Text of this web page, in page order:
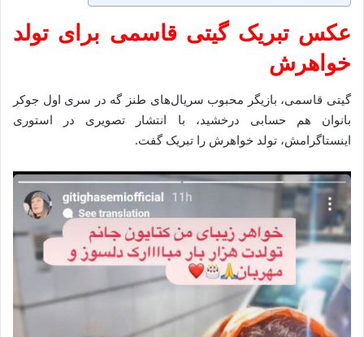
عکس تبریک گیتی قاسمی برای تولد
خواهرش
گیتی قاسمی، بازیگر محبوب سریال‌های طنز گه در سری اول جوکر
بانوان هم حسابی درخشید، با انتشار تصویری در استوری
اینستاگرامش، تولد خواهرش را تبریک گفت.